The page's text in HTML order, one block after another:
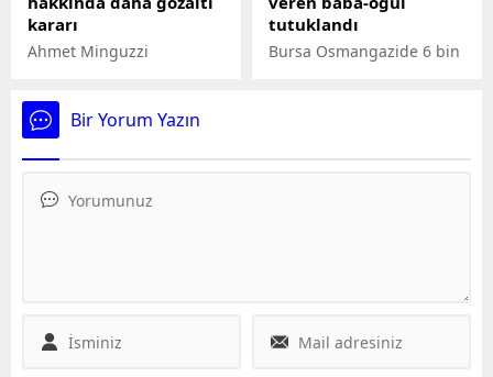
gösterir ve 3 ila 7 gün
içinde bağımlılık...
kararı
Ahmet Minguzzi
kararı
tutuklandı
Bursa Osmangazide 6 bin
paketlenmiş kıyma ve
Bir Yorum Yazın